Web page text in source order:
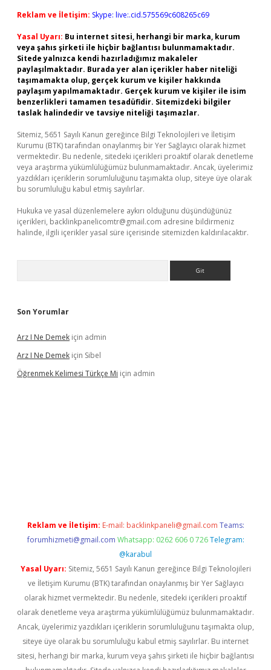
Reklam ve İletişim: Skype: live:.cid.575569c608265c69
Yasal Uyarı: Bu internet sitesi, herhangi bir marka, kurum
veya şahıs şirketi ile hiçbir bağlantısı bulunmamaktadır.
Sitede yalnızca kendi hazırladığımız makaleler
paylaşılmaktadır. Burada yer alan içerikler haber niteliği
taşımamakta olup, gerçek kurum ve kişiler hakkında
paylaşım yapılmamaktadır. Gerçek kurum ve kişiler ile isim
benzerlikleri tamamen tesadüfidir. Sitemizdeki bilgiler
taslak halindedir ve tavsiye niteliği taşımazlar.
Sitemiz, 5651 Sayılı Kanun gereğince Bilgi Teknolojileri ve İletişim
Kurumu (BTK) tarafından onaylanmış bir Yer Sağlayıcı olarak hizmet
vermektedir. Bu nedenle, sitedeki içerikleri proaktif olarak denetleme
veya araştırma yükümlülüğümüz bulunmamaktadır. Ancak, üyelerimiz
yazdıkları içeriklerin sorumluluğunu taşımakta olup, siteye üye olarak
bu sorumluluğu kabul etmiş sayılırlar.
Hukuka ve yasal düzenlemelere aykırı olduğunu düşündüğünüz
içerikleri, backlinkpanelicomtr@gmail.com adresine bildirmeniz
halinde, ilgili içerikler yasal süre içerisinde sitemizden kaldırılacaktır.
Son Yorumlar
Arz I Ne Demek için admin
Arz I Ne Demek için Sibel
Öğrenmek Kelimesi Türkçe Mi için admin
Reklam ve İletişim: E-mail: backlinkpaneli@gmail.com Teams:
forumhizmeti@gmail.com Whatsapp: 0262 606 0 726 Telegram:
@karabul
Yasal Uyarı: Sitemiz, 5651 Sayılı Kanun gereğince Bilgi Teknolojileri
ve İletişim Kurumu (BTK) tarafından onaylanmış bir Yer Sağlayıcı
olarak hizmet vermektedir. Bu nedenle, sitedeki içerikleri proaktif
olarak denetleme veya araştırma yükümlülüğümüz bulunmamaktadır.
Ancak, üyelerimiz yazdıkları içeriklerin sorumluluğunu taşımakta olup,
siteye üye olarak bu sorumluluğu kabul etmiş sayılırlar. Bu internet
sitesi, herhangi bir marka, kurum veya şahıs şirketi ile hiçbir bağlantısı